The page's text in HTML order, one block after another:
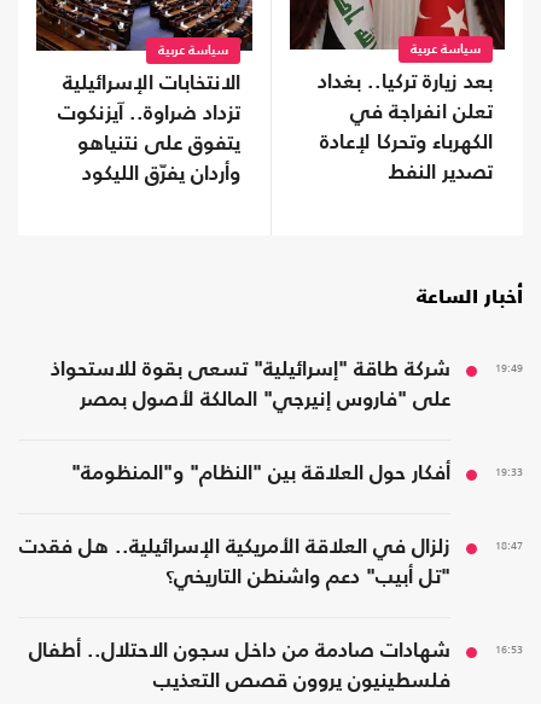
سياسة عربية
بعد زيارة تركيا.. بغداد
تعلن انفراجة في
الكهرباء وتحركا لإعادة
تصدير النفط
سياسة عربية
الانتخابات الإسرائيلية
تزداد ضراوة.. آيزنكوت
يتفوق على نتنياهو
وأردان يفرّق الليكود
أخبار الساعة
19:49
شركة طاقة "إسرائيلية" تسعى بقوة للاستحواذ
على "فاروس إنيرجي" المالكة لأصول بمصر
19:33 أفكار حول العلاقة بين "النظام" و"المنظومة"
18:47
زلزال في العلاقة الأمريكية الإسرائيلية.. هل فقدت
"تل أبيب" دعم واشنطن التاريخي؟
16:53
شهادات صادمة من داخل سجون الاحتلال.. أطفال
فلسطينيون يروون قصص التعذيب